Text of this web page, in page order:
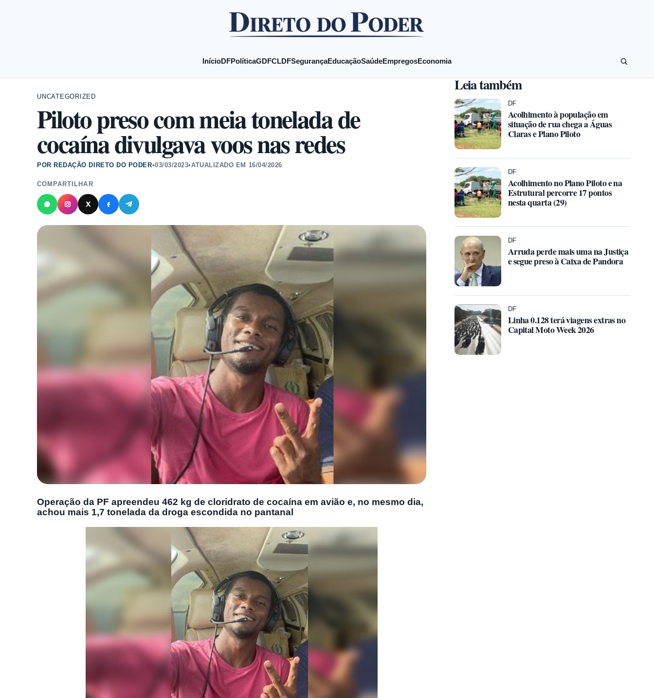
InícioDFPolíticaGDFCLDFSegurançaEducaçãoSaúdeEmpregosEconomia
UNCATEGORIZED
Piloto preso com meia tonelada de
cocaína divulgava voos nas redes
POR REDAÇÃO DIRETO DO PODER•03/03/2023•ATUALIZADO EM 16/04/2026
COMPARTILHAR
Operação da PF apreendeu 462 kg de cloridrato de cocaína em avião e, no mesmo dia,
achou mais 1,7 tonelada da droga escondida no pantanal
Leia também
DF
Acolhimento à população em
situação de rua chega a Águas
Claras e Plano Piloto
DF
Acolhimento no Plano Piloto e na
Estrutural percorre 17 pontos
nesta quarta (29)
DF
Arruda perde mais uma na Justiça
e segue preso à Caixa de Pandora
DF
Linha 0.128 terá viagens extras no
Capital Moto Week 2026